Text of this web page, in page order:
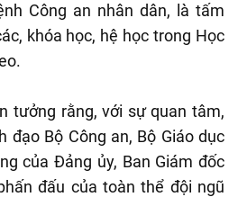
Công an nhân dân, là tấm
khóa học, hệ học trong Học
tưởng rằng, với sự quan tâm,
đạo Bộ Công an, Bộ Giáo dục
của Đảng ủy, Ban Giám đốc
đấu của toàn thể đội ngũ